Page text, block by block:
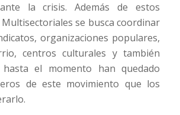
la crisis. Además de estos
se busca coordinar
organizaciones populares,
centros culturales y también
el momento han quedado
de este movimiento que los